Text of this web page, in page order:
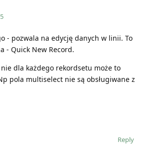
- pozwala na edycję danych w linii. To
- Quick New Record.
dla każdego rekordsetu może to
pola multiselect nie są obsługiwane z
Reply